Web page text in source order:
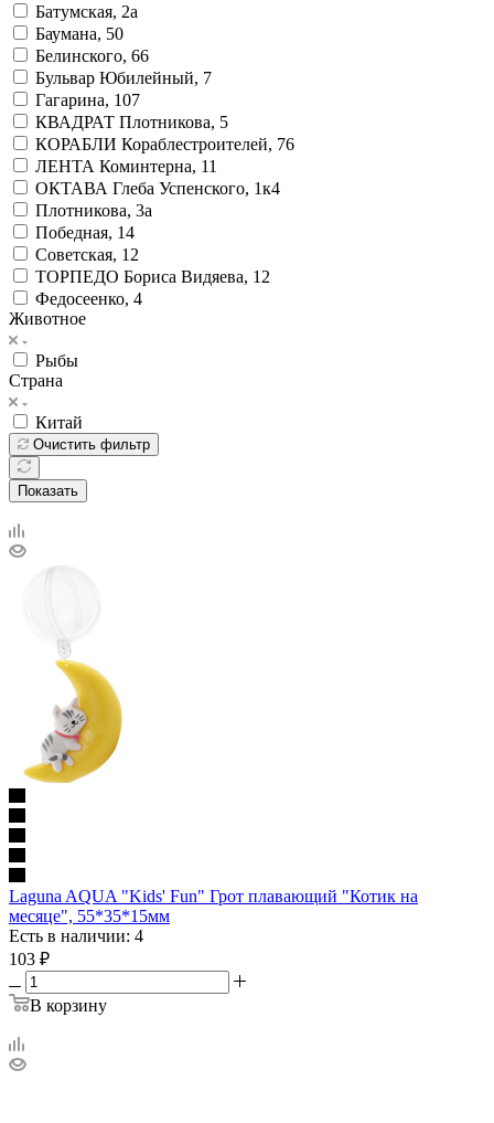
Батумская, 2а
Баумана, 50
Белинского, 66
Бульвар Юбилейный, 7
Гагарина, 107
КВАДРАТ Плотникова, 5
КОРАБЛИ Кораблестроителей, 76
ЛЕНТА Коминтерна, 11
ОКТАВА Глеба Успенского, 1к4
Плотникова, 3а
Победная, 14
Советская, 12
ТОРПЕДО Бориса Видяева, 12
Федосеенко, 4
Животное
Рыбы
Страна
Китай
Очистить фильтр
Показать
Laguna AQUA "Kids' Fun" Грот плавающий "Котик на
месяце", 55*35*15мм
Есть в наличии: 4
103 ₽
В корзину